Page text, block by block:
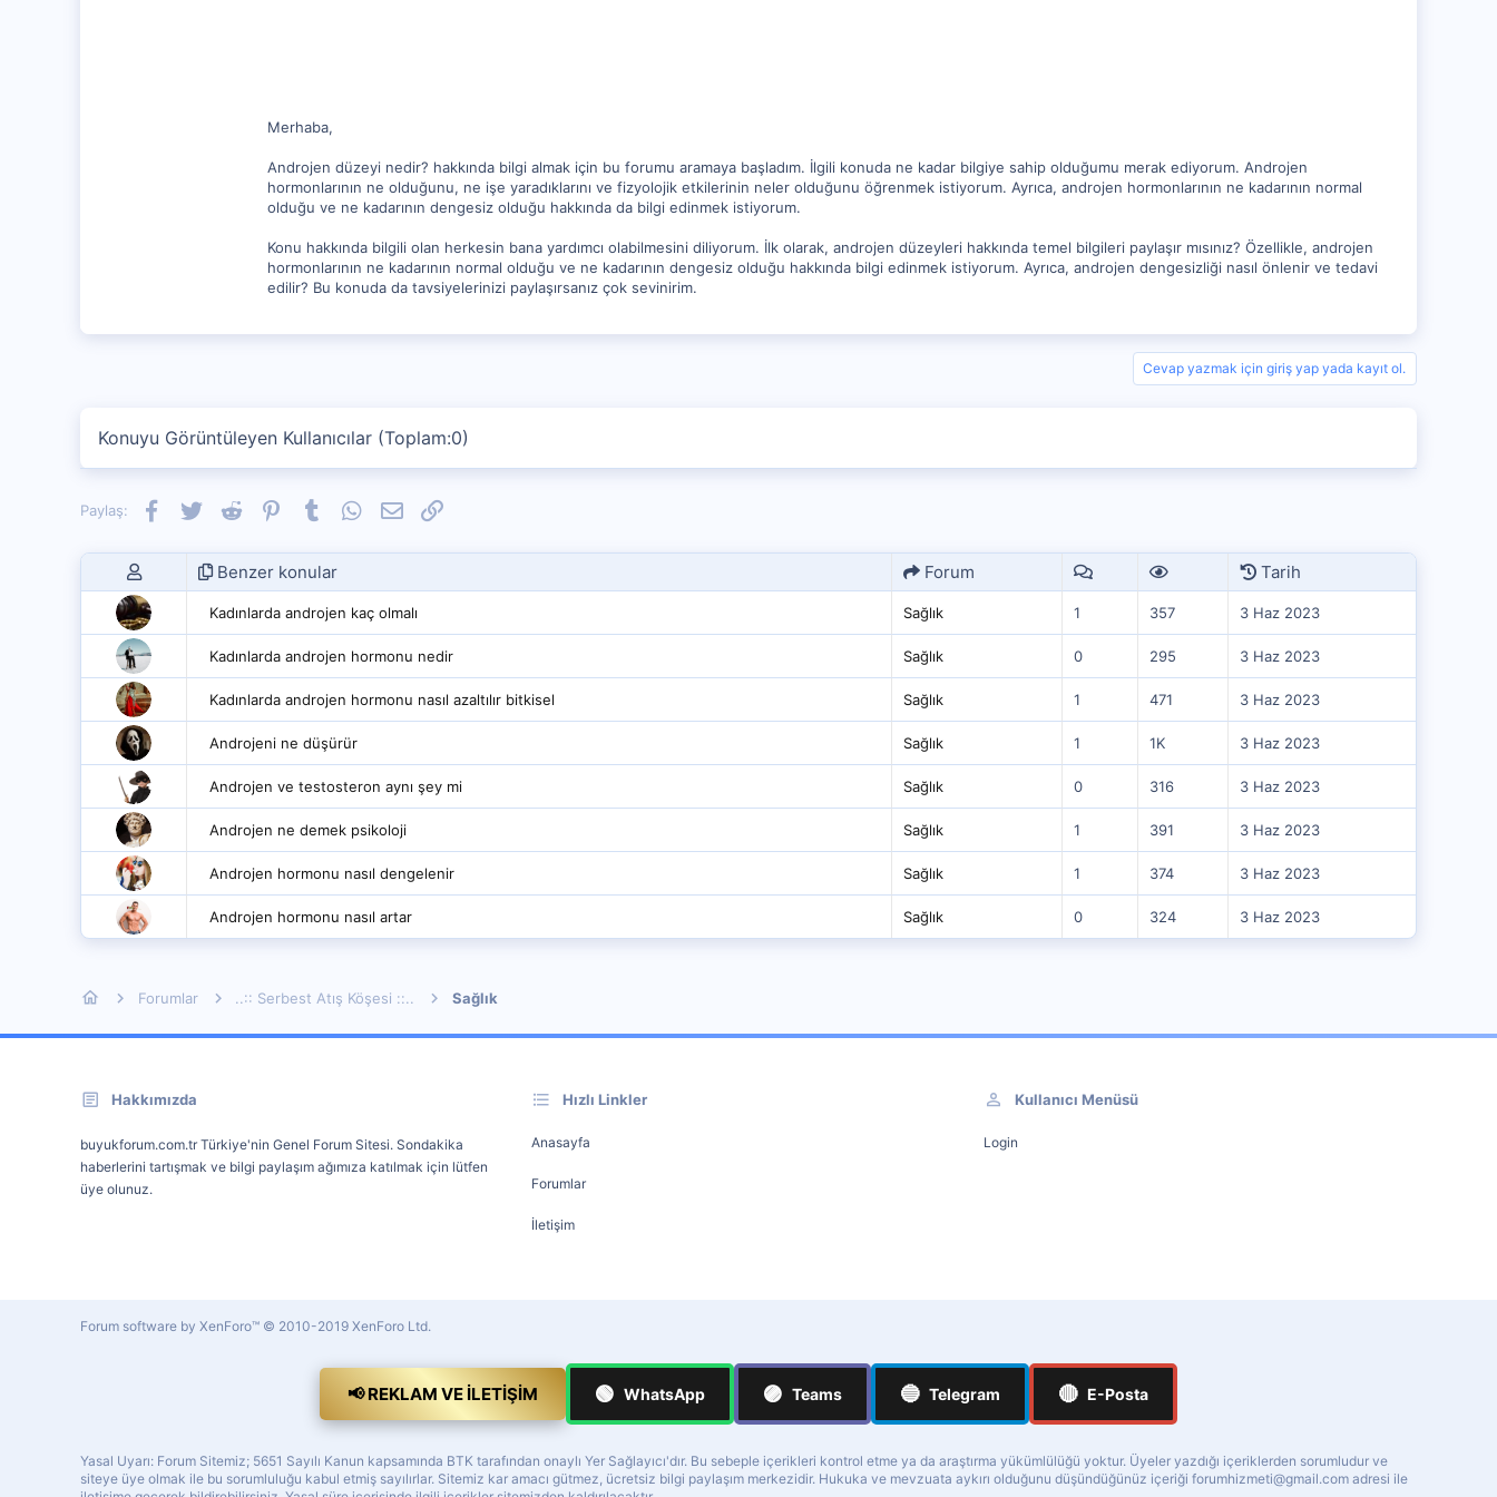
Merhaba,
Androjen düzeyi nedir? hakkında bilgi almak için bu forumu aramaya başladım. İlgili konuda ne kadar bilgiye sahip olduğumu merak ediyorum. Androjen
hormonlarının ne olduğunu, ne işe yaradıklarını ve fizyolojik etkilerinin neler olduğunu öğrenmek istiyorum. Ayrıca, androjen hormonlarının ne kadarının normal
olduğu ve ne kadarının dengesiz olduğu hakkında da bilgi edinmek istiyorum.
Konu hakkında bilgili olan herkesin bana yardımcı olabilmesini diliyorum. İlk olarak, androjen düzeyleri hakkında temel bilgileri paylaşır mısınız? Özellikle, androjen
hormonlarının ne kadarının normal olduğu ve ne kadarının dengesiz olduğu hakkında bilgi edinmek istiyorum. Ayrıca, androjen dengesizliği nasıl önlenir ve tedavi
edilir? Bu konuda da tavsiyelerinizi paylaşırsanız çok sevinirim.
Cevap yazmak için giriş yap yada kayıt ol.
Konuyu Görüntüleyen Kullanıcılar (Toplam:0)
Paylaş: Facebook
TwitterReddit PinterestTumblrWhatsApp
E-postaLink
Benzer konular Forum Tarih
Kadınlarda androjen kaç olmalı Sağlık 1 357 3 Haz 2023
Kadınlarda androjen hormonu nedir Sağlık 0 295 3 Haz 2023
Kadınlarda androjen hormonu nasıl azaltılır bitkisel Sağlık 1 471 3 Haz 2023
Androjeni ne düşürür Sağlık 1 1K 3 Haz 2023
Androjen ve testosteron aynı şey mi Sağlık 0 316 3 Haz 2023
Androjen ne demek psikoloji Sağlık 1 391 3 Haz 2023
Androjen hormonu nasıl dengelenir Sağlık 1 374 3 Haz 2023
Androjen hormonu nasıl artar Sağlık 0 324 3 Haz 2023
Forumlar ..:: Serbest Atış Köşesi ::.. Sağlık
Hakkımızda
buyukforum.com.tr Türkiye'nin Genel Forum Sitesi. Sondakika
haberlerini tartışmak ve bilgi paylaşım ağımıza katılmak için lütfen
üye olunuz.
Hızlı Linkler
Anasayfa
Forumlar
İletişim
Kullanıcı Menüsü
Login
Forum software by XenForo™ © 2010-2019 XenForo Ltd.
📢 REKLAM VE İLETIŞIM 🟢 WhatsApp 🟣 Teams 🔵 Telegram 🔴 E-Posta
Yasal Uyarı: Forum Sitemiz; 5651 Sayılı Kanun kapsamında BTK tarafından onaylı Yer Sağlayıcı'dır. Bu sebeple içerikleri kontrol etme ya da araştırma yükümlülüğü yoktur. Üyeler yazdığı içeriklerden sorumludur ve
siteye üye olmak ile bu sorumluluğu kabul etmiş sayılırlar. Sitemiz kar amacı gütmez, ücretsiz bilgi paylaşım merkezidir. Hukuka ve mevzuata aykırı olduğunu düşündüğünüz içeriği forumhizmeti@gmail.com adresi ile